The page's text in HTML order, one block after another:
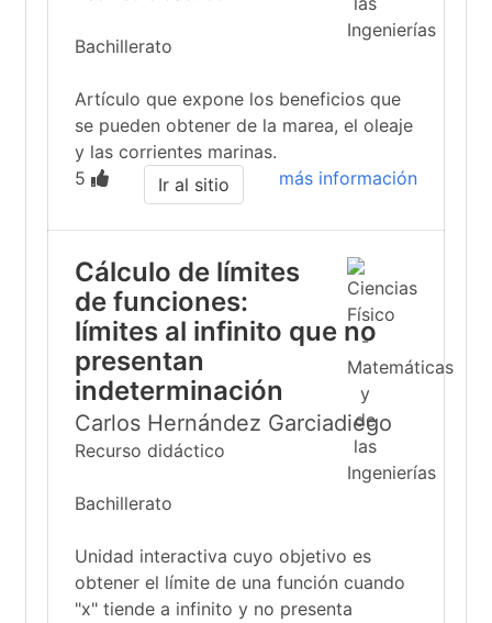
Bachillerato
Artículo que expone los beneficios que
se pueden obtener de la marea, el oleaje
y las corrientes marinas.
5
más información
Ir al sitio
Cálculo de límites
de funciones:
límites al infinito que no
presentan
indeterminación
Carlos Hernández Garciadiego
Recurso didáctico
Bachillerato
Unidad interactiva cuyo objetivo es
obtener el límite de una función cuando
"x" tiende a infinito y no presenta